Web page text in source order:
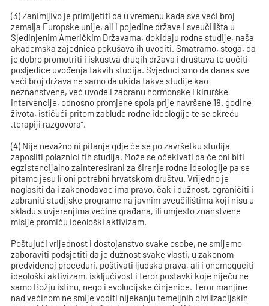
(3) Zanimljivo je primijetiti da u vremenu kada sve veći broj
zemalja Europske unije, ali i pojedine države i sveučilišta u
Sjedinjenim Američkim Državama, dokidaju rodne studije, naša
akademska zajednica pokušava ih uvoditi. Smatramo, stoga, da
je dobro promotriti i iskustva drugih država i društava te uočiti
posljedice uvođenja takvih studija. Svjedoci smo da danas sve
veći broj država ne samo da ukida takve studije kao
neznanstvene, već uvode i zabranu hormonske i kirurške
intervencije, odnosno promjene spola prije navršene 18. godine
života, ističući pritom zablude rodne ideologije te se okreću
„terapiji razgovora“.
(4) Nije nevažno ni pitanje gdje će se po završetku studija
zaposliti polaznici tih studija. Može se očekivati da će oni biti
egzistencijalno zainteresirani za širenje rodne ideologije pa se
pitamo jesu li oni potrebni hrvatskom društvu. Vrijedno je
naglasiti da i zakonodavac ima pravo, čak i dužnost, ograničiti i
zabraniti studijske programe na javnim sveučilištima koji nisu u
skladu s uvjerenjima većine građana, ili umjesto znanstvene
misije promiču ideološki aktivizam.
Poštujući vrijednost i dostojanstvo svake osobe, ne smijemo
zaboraviti podsjetiti da je dužnost svake vlasti, u zakonom
predviđenoj proceduri, poštivati ljudska prava, ali i onemogućiti
ideološki aktivizam, isključivost i teror postavki koje niječu ne
samo Božju istinu, nego i evolucijske činjenice. Teror manjine
nad većinom ne smije voditi nijekanju temeljnih civilizacijskih